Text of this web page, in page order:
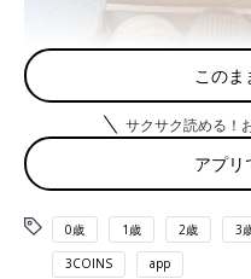
このま
サクサク読める！
アプリ
0歳 1歳 2歳 3
3COINS app